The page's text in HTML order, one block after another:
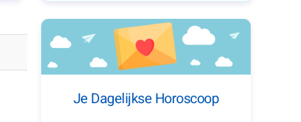
Je Dagelijkse Horoscoop